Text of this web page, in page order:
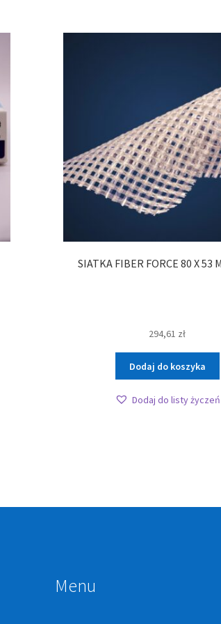
SIATKA FIBER FORCE 80 X 53
294,61 zł
Dodaj do koszyka
Dodaj do listy życzeń
Menu